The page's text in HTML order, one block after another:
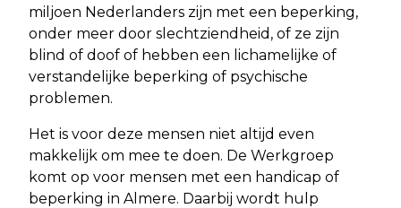
miljoen Nederlanders zijn met een beperking,
onder meer door slechtziendheid, of ze zijn
blind of doof of hebben een lichamelijke of
verstandelijke beperking of psychische
problemen.
Het is voor deze mensen niet altijd even
makkelijk om mee te doen. De Werkgroep
komt op voor mensen met een handicap of
beperking in Almere. Daarbij wordt hulp